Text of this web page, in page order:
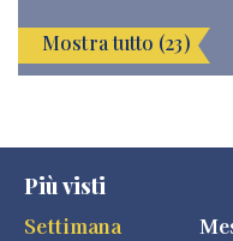
Mostra tutto (23)
Più visti
Settimana